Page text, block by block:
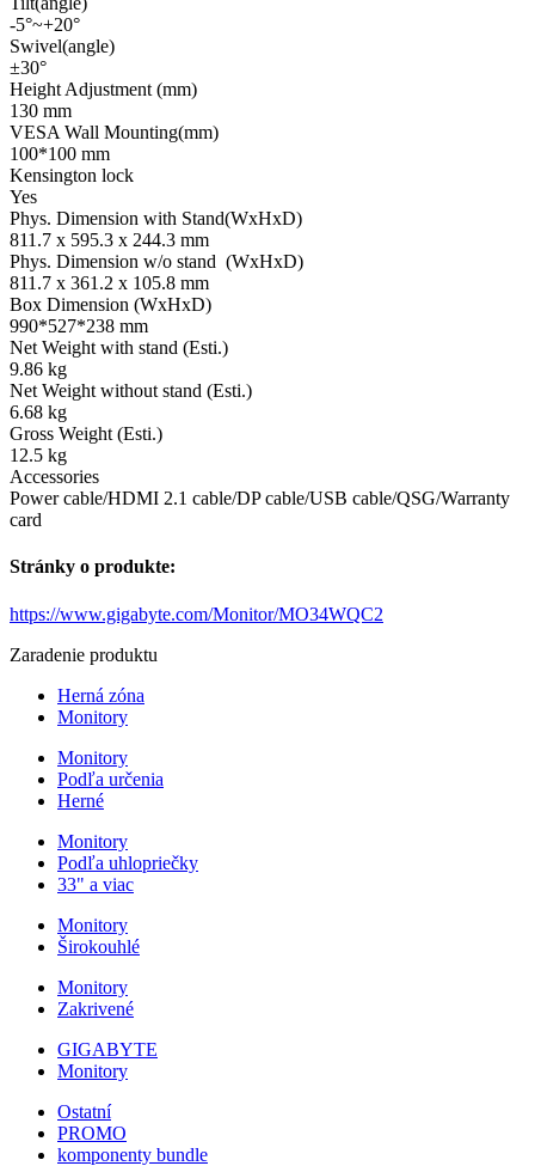
-5°~+20°
Swivel(angle)
±30°
Height Adjustment (mm)
130 mm
VESA Wall Mounting(mm)
100*100 mm
Kensington lock
Yes
Phys. Dimension with Stand(WxHxD)
811.7 x 595.3 x 244.3 mm
Phys. Dimension w/o stand (WxHxD)
811.7 x 361.2 x 105.8 mm
Box Dimension (WxHxD)
990*527*238 mm
Net Weight with stand (Esti.)
9.86 kg
Net Weight without stand (Esti.)
6.68 kg
Gross Weight (Esti.)
12.5 kg
Accessories
Power cable/HDMI 2.1 cable/DP cable/USB cable/QSG/Warranty
card
Stránky o produkte:
https://www.gigabyte.com/Monitor/MO34WQC2
Zaradenie produktu
Herná zóna
Monitory
Monitory
Podľa určenia
Herné
Monitory
Podľa uhlopriečky
33" a viac
Monitory
Širokouhlé
Monitory
Zakrivené
GIGABYTE
Monitory
Ostatní
PROMO
komponenty bundle